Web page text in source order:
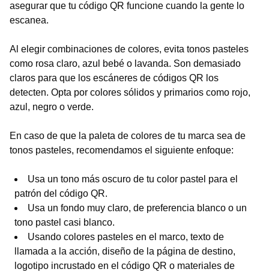
asegurar que tu código QR funcione cuando la gente lo
escanea.
Al elegir combinaciones de colores, evita tonos pasteles
como rosa claro, azul bebé o lavanda. Son demasiado
claros para que los escáneres de códigos QR los
detecten. Opta por colores sólidos y primarios como rojo,
azul, negro o verde.
En caso de que la paleta de colores de tu marca sea de
tonos pasteles, recomendamos el siguiente enfoque:
Usa un tono más oscuro de tu color pastel para el
patrón del código QR.
Usa un fondo muy claro, de preferencia blanco o un
tono pastel casi blanco.
Usando colores pasteles en el marco, texto de
llamada a la acción, diseño de la página de destino,
logotipo incrustado en el código QR o materiales de